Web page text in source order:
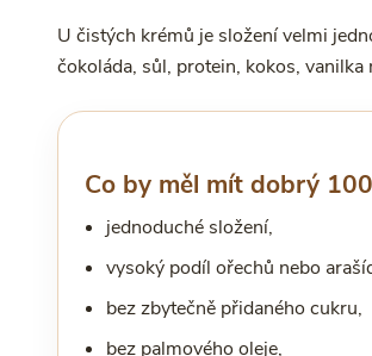
U čistých krémů je složení velmi
čokoláda, sůl, protein, kokos,
Co by měl mít dobrý
jednoduché složení,
vysoký podíl ořechů nebo
bez zbytečně přidaného cukru,
bez palmového oleje,